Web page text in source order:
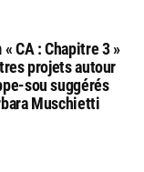
« CA : Chapitre 3 »
projets autour
sou suggérés
Muschietti